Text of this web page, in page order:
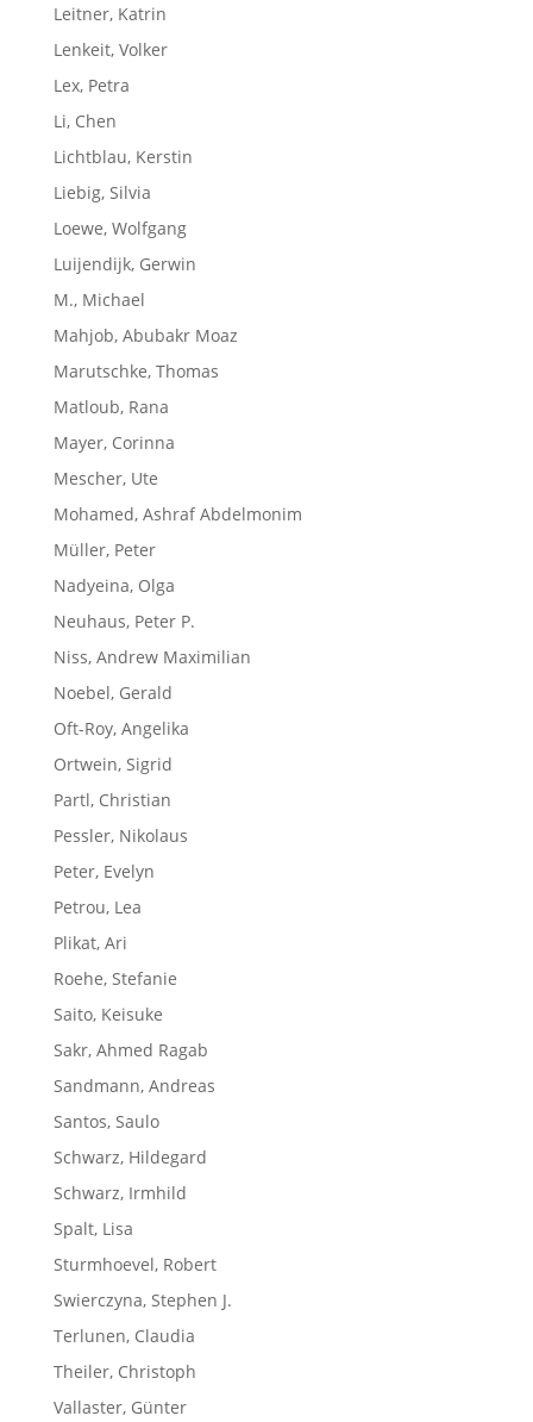
Leitner, Katrin
Lenkeit, Volker
Lex, Petra
Li, Chen
Lichtblau, Kerstin
Liebig, Silvia
Loewe, Wolfgang
Luijendijk, Gerwin
M., Michael
Mahjob, Abubakr Moaz
Marutschke, Thomas
Matloub, Rana
Mayer, Corinna
Mescher, Ute
Mohamed, Ashraf Abdelmonim
Müller, Peter
Nadyeina, Olga
Neuhaus, Peter P.
Niss, Andrew Maximilian
Noebel, Gerald
Oft-Roy, Angelika
Ortwein, Sigrid
Partl, Christian
Pessler, Nikolaus
Peter, Evelyn
Petrou, Lea
Plikat, Ari
Roehe, Stefanie
Saito, Keisuke
Sakr, Ahmed Ragab
Sandmann, Andreas
Santos, Saulo
Schwarz, Hildegard
Schwarz, Irmhild
Spalt, Lisa
Sturmhoevel, Robert
Swierczyna, Stephen J.
Terlunen, Claudia
Theiler, Christoph
Vallaster, Günter